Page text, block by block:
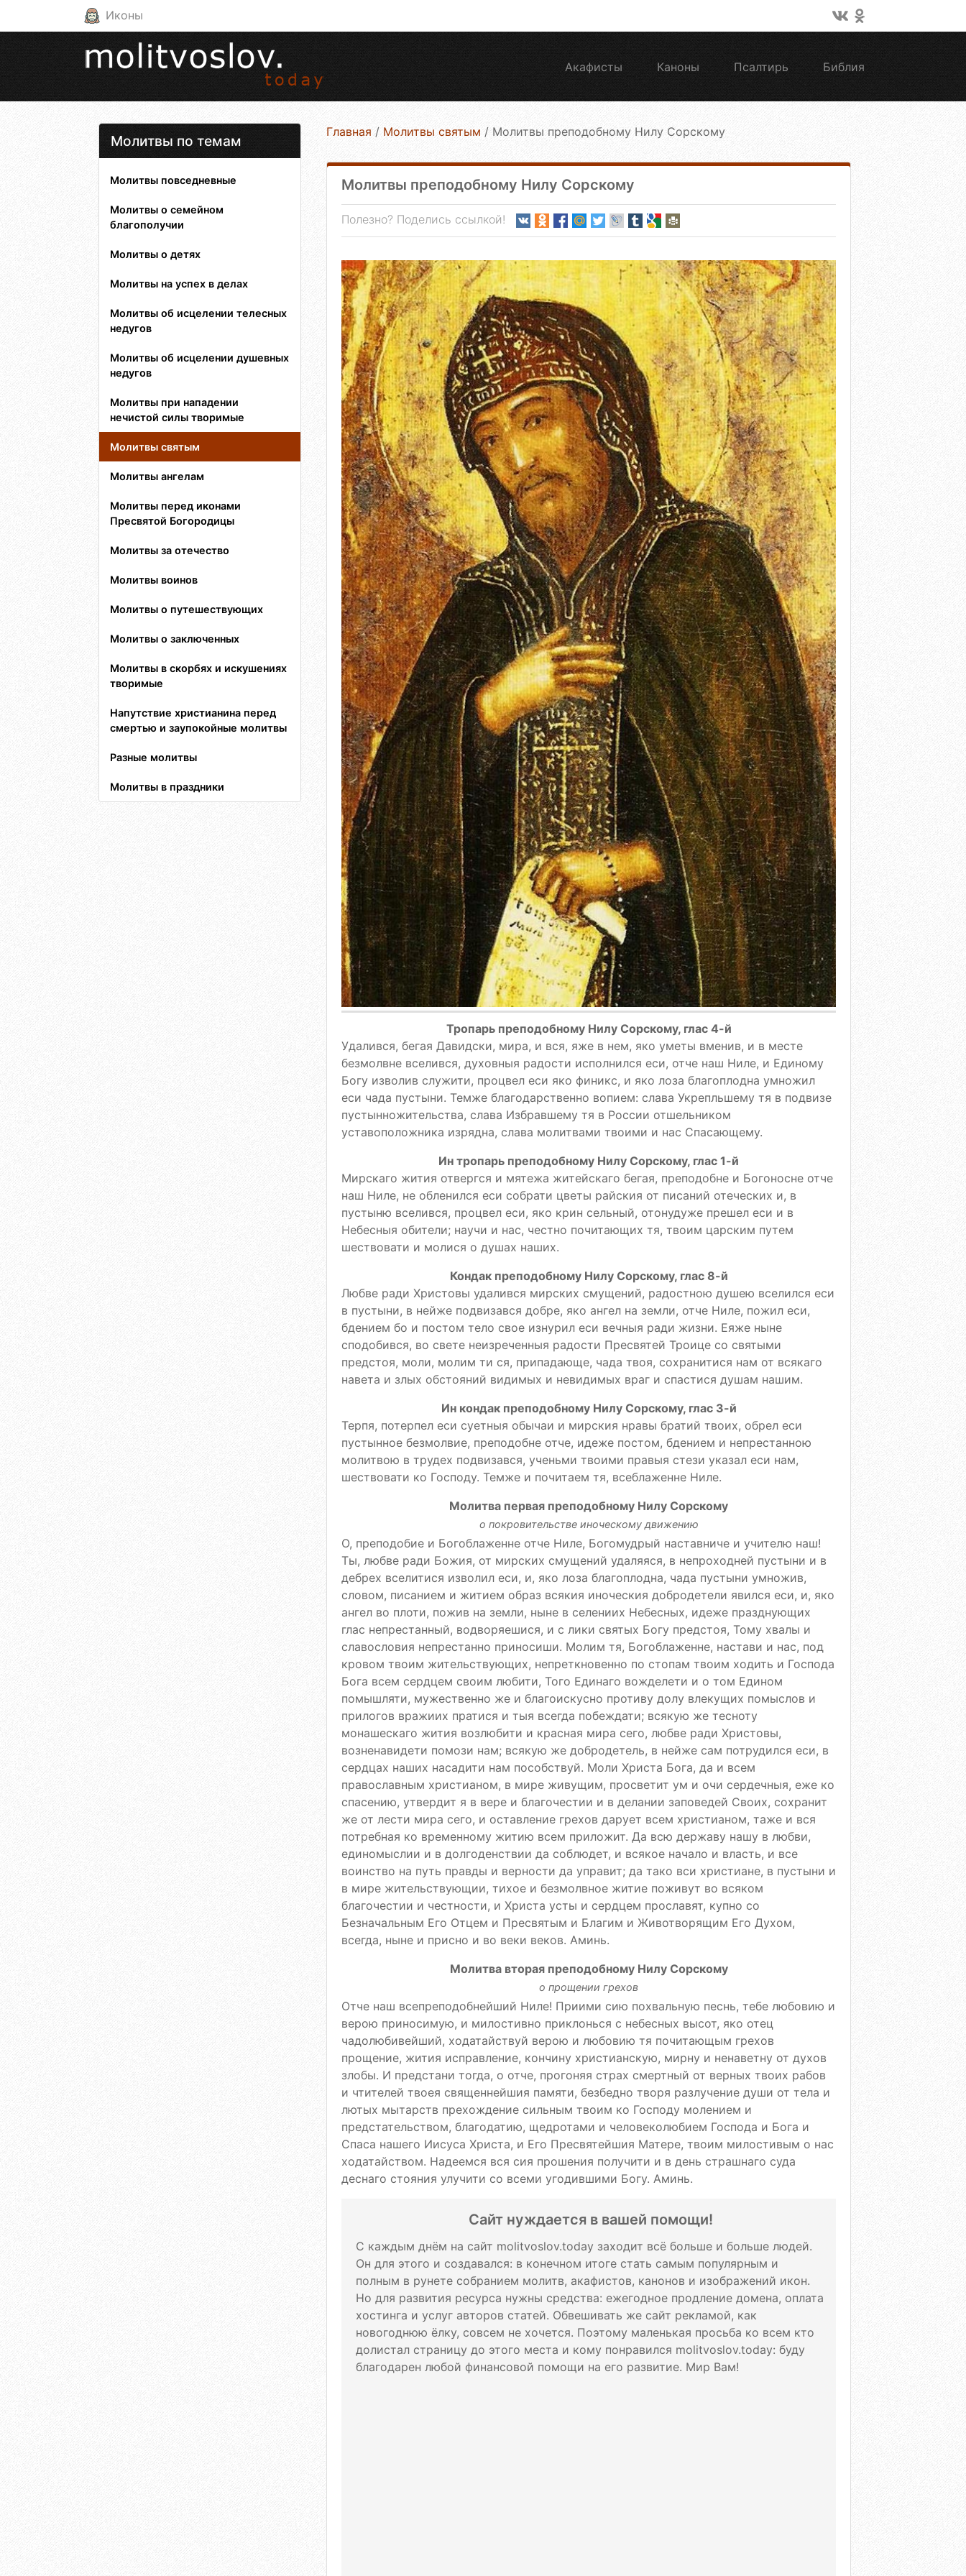
Иконы
Акафисты Каноны Псалтирь Библия
Молитвы по темам
Молитвы повседневные
Молитвы о семейном
благополучии
Молитвы о детях
Молитвы на успех в делах
Молитвы об исцелении телесных
недугов
Молитвы об исцелении душевных
недугов
Молитвы при нападении
нечистой силы творимые
Молитвы святым
Молитвы ангелам
Молитвы перед иконами
Пресвятой Богородицы
Молитвы за отечество
Молитвы воинов
Молитвы о путешествующих
Молитвы о заключенных
Молитвы в скорбях и искушениях
творимые
Напутствие христианина перед
смертью и заупокойные молитвы
Разные молитвы
Молитвы в праздники
Главная / Молитвы святым / Молитвы преподобному Нилу Сорскому
Молитвы преподобному Нилу Сорскому
Полезно? Поделись ссылкой!
Тропарь преподобному Нилу Сорскому, глас 4-й
Удалився, бегая Давидски, мира, и вся, яже в нем, яко уметы вменив, и в месте
безмолвне вселився, духовныя радости исполнился еси, отче наш Ниле, и Единому
Богу изволив служити, процвел еси яко финикс, и яко лоза благоплодна умножил
еси чада пустыни. Темже благодарственно вопием: слава Укрепльшему тя в подвизе
пустынножительства, слава Избравшему тя в России отшельником
уставоположника изрядна, слава молитвами твоими и нас Спасающему.
Ин тропарь преподобному Нилу Сорскому, глас 1-й
Мирскаго жития отвергся и мятежа житейскаго бегая, преподобне и Богоносне отче
наш Ниле, не обленился еси собрати цветы райския от писаний отеческих и, в
пустыню вселився, процвел еси, яко крин сельный, отонудуже прешел еси и в
Небесныя обители; научи и нас, честно почитающих тя, твоим царским путем
шествовати и молися о душах наших.
Кондак преподобному Нилу Сорскому, глас 8-й
Любве ради Христовы удалився мирских смущений, радостною душею вселился еси
в пустыни, в нейже подвизався добре, яко ангел на земли, отче Ниле, пожил еси,
бдением бо и постом тело свое изнурил еси вечныя ради жизни. Еяже ныне
сподобився, во свете неизреченныя радости Пресвятей Троице со святыми
предстоя, моли, молим ти ся, припадающе, чада твоя, сохранитися нам от всякаго
навета и злых обстояний видимых и невидимых враг и спастися душам нашим.
Ин кондак преподобному Нилу Сорскому, глас 3-й
Терпя, потерпел еси суетныя обычаи и мирския нравы братий твоих, обрел еси
пустынное безмолвие, преподобне отче, идеже постом, бдением и непрестанною
молитвою в трудех подвизався, ученьми твоими правыя стези указал еси нам,
шествовати ко Господу. Темже и почитаем тя, всеблаженне Ниле.
Молитва первая преподобному Нилу Сорскому
о покровительстве иноческому движению
О, преподобие и Богоблаженне отче Ниле, Богомудрый наставниче и учителю наш!
Ты, любве ради Божия, от мирских смущений удаляяся, в непроходней пустыни и в
дебрех вселитися изволил еси, и, яко лоза благоплодна, чада пустыни умножив,
словом, писанием и житием образ всякия иноческия добродетели явился еси, и, яко
ангел во плоти, пожив на земли, ныне в селениих Небесных, идеже празднующих
глас непрестанный, водворяешися, и с лики святых Богу предстоя, Тому хвалы и
славословия непрестанно приносиши. Молим тя, Богоблаженне, настави и нас, под
кровом твоим жительствующих, непреткновенно по стопам твоим ходить и Господа
Бога всем сердцем своим любити, Того Единаго вожделети и о том Едином
помышляти, мужественно же и благоискусно противу долу влекущих помыслов и
прилогов вражиих пратися и тыя всегда побеждати; всякую же тесноту
монашескаго жития возлюбити и красная мира сего, любве ради Христовы,
возненавидети помози нам; всякую же добродетель, в нейже сам потрудился еси, в
сердцах наших насадити нам пособствуй. Моли Христа Бога, да и всем
православным христианом, в мире живущим, просветит ум и очи сердечныя, еже ко
спасению, утвердит я в вере и благочестии и в делании заповедей Своих, сохранит
же от лести мира сего, и оставление грехов дарует всем христианом, таже и вся
потребная ко временному житию всем приложит. Да всю державу нашу в любви,
единомыслии и в долгоденствии да соблюдет, и всякое начало и власть, и все
воинство на путь правды и верности да управит; да тако вси христиане, в пустыни и
в мире жительствующии, тихое и безмолвное житие поживут во всяком
благочестии и честности, и Христа усты и сердцем прославят, купно со
Безначальным Его Отцем и Пресвятым и Благим и Животворящим Его Духом,
всегда, ныне и присно и во веки веков. Аминь.
Молитва вторая преподобному Нилу Сорскому
о прощении грехов
Отче наш всепреподобнейший Ниле! Приими сию похвальную песнь, тебе любовию и
верою приносимую, и милостивно приклонься с небесных высот, яко отец
чадолюбивейший, ходатайствуй верою и любовию тя почитающым грехов
прощение, жития исправление, кончину христианскую, мирну и ненаветну от духов
злобы. И предстани тогда, о отче, прогоняя страх смертный от верных твоих рабов
и чтителей твоея священнейшия памяти, безбедно творя разлучение души от тела и
лютых мытарств прехождение сильным твоим ко Господу молением и
предстательством, благодатию, щедротами и человеколюбием Господа и Бога и
Спаса нашего Иисуса Христа, и Его Пресвятейшия Матере, твоим милостивым о нас
ходатайством. Надеемся вся сия прошения получити и в день страшнаго суда
деснаго стояния улучити со всеми угодившими Богу. Аминь.
Сайт нуждается в вашей помощи!
С каждым днём на сайт molitvoslov.today заходит всё больше и больше людей.
Он для этого и создавался: в конечном итоге стать самым популярным и
полным в рунете собранием молитв, акафистов, канонов и изображений икон.
Но для развития ресурса нужны средства: ежегодное продление домена, оплата
хостинга и услуг авторов статей. Обвешивать же сайт рекламой, как
новогоднюю ёлку, совсем не хочется. Поэтому маленькая просьба ко всем кто
долистал страницу до этого места и кому понравился molitvoslov.today: буду
благодарен любой финансовой помощи на его развитие. Мир Вам!